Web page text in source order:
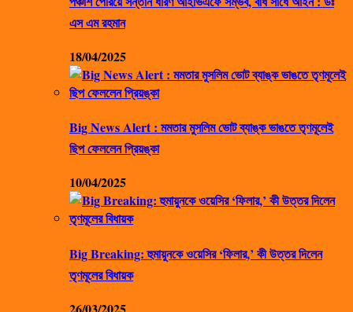
এস এম রহমান
18/04/2025
Big News Alert : মমতার মুসলিম ভোট ব্যাঙ্ক ভাঙতে তৃণমূলেই
ছিপ ফেললেন প্রিয়ঙ্কা
10/04/2025
Big Breaking: হুমায়ুনকে ওয়েসির ‘ফিলার,’ কী উত্তর দিলেন
তৃণমূলের বিধায়ক
26/03/2025